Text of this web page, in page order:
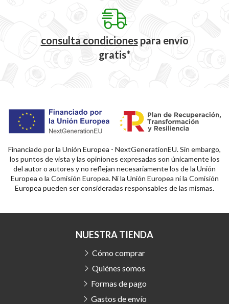
consulta condicionespara envío
gratis*
Financiado por la Unión Europea - NextGenerationEU. Sin embargo,
los puntos de vista y las opiniones expresadas son únicamente los
del autor o autores y no reflejan necesariamente los de la Unión
Europea o la Comisión Europea. Ni la Unión Europea ni la Comisión
Europea pueden ser consideradas responsables de las mismas.
NUESTRA TIENDA
Cómo comprar
Quiénes somos
Formas de pago
Gastos de envío